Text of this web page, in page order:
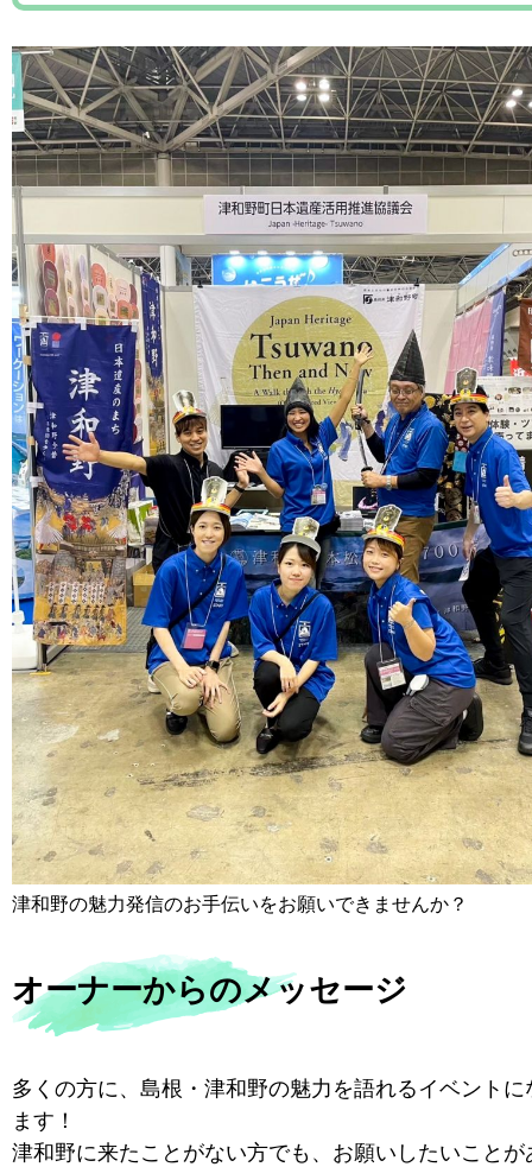
津和野の魅力発信のお手伝いをお願いできませんか？
オーナーからのメッセージ
多くの方に、島根・津和野の魅力を語れるイベントに
ます！
津和野に来たことがない方でも、お願いしたいことが